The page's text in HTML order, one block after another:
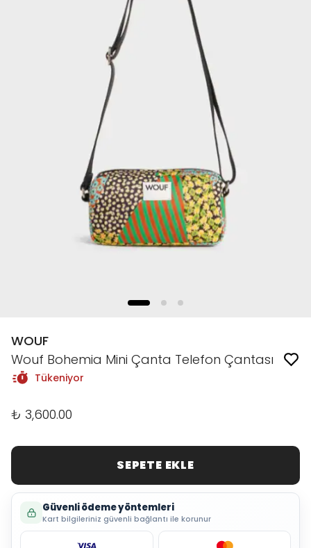
WOUF
Wouf Bohemia Mini Çanta Telefon Çantası
Tükeniyor
₺ 3,600.00
SEPETE EKLE
Güvenli ödeme yöntemleri
Kart bilgileriniz güvenli bağlantı ile korunur